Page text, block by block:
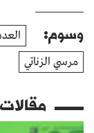
وسوم: العدد
مرسي الزناتي